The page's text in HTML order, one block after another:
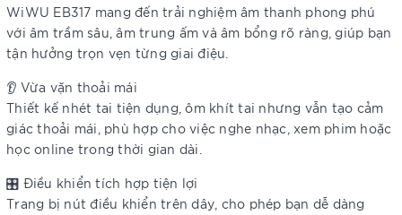
WiWU EB317 mang đến trải nghiệm âm thanh phong phú
với âm trầm sâu, âm trung ấm và âm bổng rõ ràng, giúp bạn
tận hưởng trọn vẹn từng giai điệu.
👂 Vừa vặn thoải mái
Thiết kế nhét tai tiện dụng, ôm khít tai nhưng vẫn tạo cảm
giác thoải mái, phù hợp cho việc nghe nhạc, xem phim hoặc
học online trong thời gian dài.
🎛️ Điều khiển tích hợp tiện lợi
Trang bị nút điều khiển trên dây, cho phép bạn dễ dàng